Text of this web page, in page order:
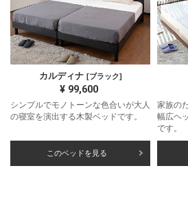
カルディナ [ブラック]
¥ 99,600
シンプルでモノトーンな色合いが大人
の寝室を演出する木製ベッドです。
このベッドを見る
家族の
幅広ヘ
です。